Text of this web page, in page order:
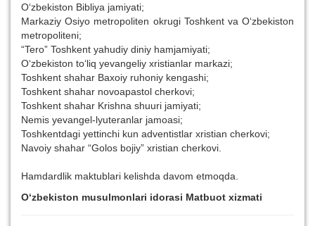
O‘zbekiston Bibliya jamiyati;
Markaziy Osiyo metropoliten okrugi Toshkent va O‘zbekiston
metropoliteni;
“Tero” Toshkent yahudiy diniy hamjamiyati;
O‘zbekiston to‘liq yevangeliy xristianlar markazi;
Toshkent shahar Baxoiy ruhoniy kengashi;
Toshkent shahar novoapastol cherkovi;
Toshkent shahar Krishna shuuri jamiyati;
Nemis yevangel-lyuteranlar jamoasi;
Toshkentdagi yettinchi kun adventistlar xristian cherkovi;
Navoiy shahar “Golos bojiy” xristian cherkovi.
Hamdardlik maktublari kelishda davom etmoqda.
O‘zbekiston musulmonlari idorasi Matbuot xizmati